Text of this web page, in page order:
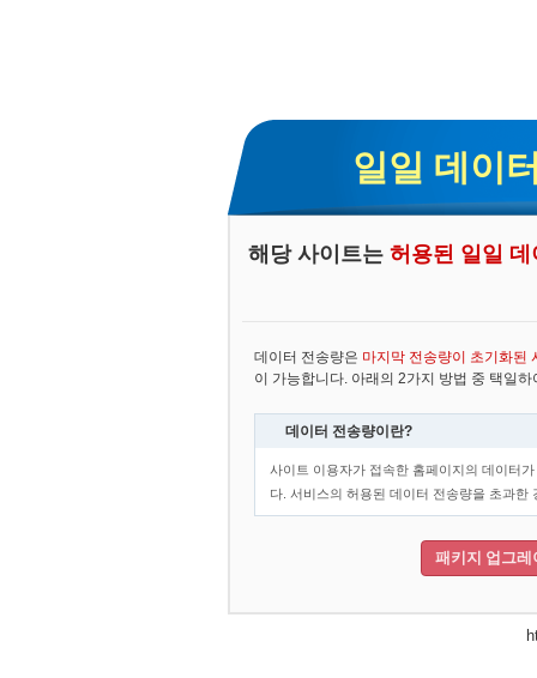
일일 데이
해당 사이트는 허용된 일일
데이터 전송량은 마지막 전송량이 초기화된
이 가능합니다. 아래의 2가지 방법 중 택일
데이터 전송량이란?
사이트 이용자가 접속한 홈페이지의 데이터
다. 서비스의 허용된 데이터 전송량을 초과
패키지 업그레